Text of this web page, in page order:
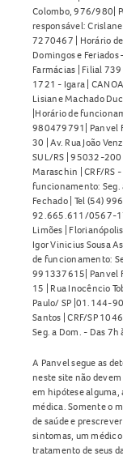
Colombo, 976/980|
responsável:
7270467 | Horário
Domingos e
Farmácias | Filial
1721 - Igara |
Lisiane Machado
|Horário de
980479791| Panvel
30 | Av. Rua João
SUL/RS | 95032-
Maraschin | CRF/RS
funcionamento: Seg.
Fechado | Tel (54)
92.665.611/0567-17
Limões |
Igor Vinicius Sousa
de funcionamento:
991337615| Panvel
15 | Rua Inocêncio
Paulo/ SP |01.144-
Santos | CRF/SP
Seg. a Dom. - Das
A Panvel segue as
neste site não
em hipótese alguma,
médica. Somente o
de saúde e
sintomas, um
tratamento de seus